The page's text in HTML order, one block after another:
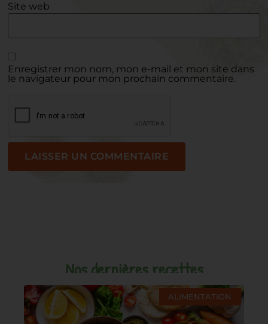
Site web
Enregistrer mon nom, mon e-mail et mon site dans
le navigateur pour mon prochain commentaire.
Nos dernières recettes
ALIMENTATION